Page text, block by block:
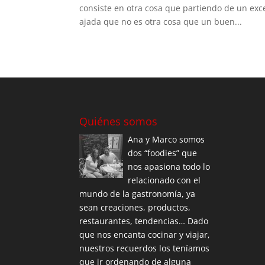
consiste en otra cosa que partiendo de un
ajada que no es otra cosa que un buen...
Quiénes somos
Ana y Marco somos
dos “foodies” que
nos apasiona todo lo
relacionado con el
mundo de la gastronomía, ya
sean creaciones, productos,
restaurantes, tendencias… Dado
que nos encanta cocinar y viajar,
nuestros recuerdos los teníamos
que ir ordenando de alguna